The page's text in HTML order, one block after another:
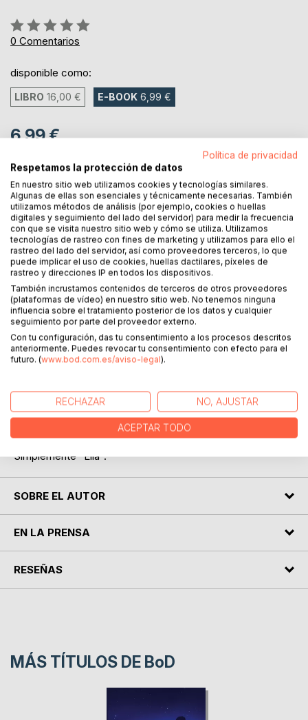
Rating:
0%
0 Comentarios
disponible como:
LIBRO 16,00 € E-BOOK 6,99 €
6,99 €
ya disponible para descarga
AL CARRITO
Añadir a lista de deseo
Haz una reseña
Es una adaptación del cuento clásico La cenicienta con un
marcado valor de la capacidad de soñar siendo esos
sueños lo que los harán convertirse en realidad.
Simplemente "Ella".
SOBRE EL AUTOR
EN LA PRENSA
RESEÑAS
MÁS TÍTULOS DE BoD
Política de privacidad
Respetamos la protección de datos
En nuestro sitio web utilizamos cookies y tecnologías similares.
Algunas de ellas son esenciales y técnicamente necesarias. También
utilizamos métodos de análisis (por ejemplo, cookies o huellas
digitales y seguimiento del lado del servidor) para medir la frecuencia
con que se visita nuestro sitio web y cómo se utiliza. Utilizamos
tecnologías de rastreo con fines de marketing y utilizamos para ello el
rastreo del lado del servidor, así como proveedores terceros, lo que
puede implicar el uso de cookies, huellas dactilares, píxeles de
rastreo y direcciones IP en todos los dispositivos.
También incrustamos contenidos de terceros de otros proveedores
(plataformas de vídeo) en nuestro sitio web. No tenemos ninguna
influencia sobre el tratamiento posterior de los datos y cualquier
seguimiento por parte del proveedor externo.
Con tu configuración, das tu consentimiento a los procesos descritos
anteriormente. Puedes revocar tu consentimiento con efecto para el
futuro. (www.bod.com.es/aviso-legal).
RECHAZAR NO, AJUSTAR
ACEPTAR TODO